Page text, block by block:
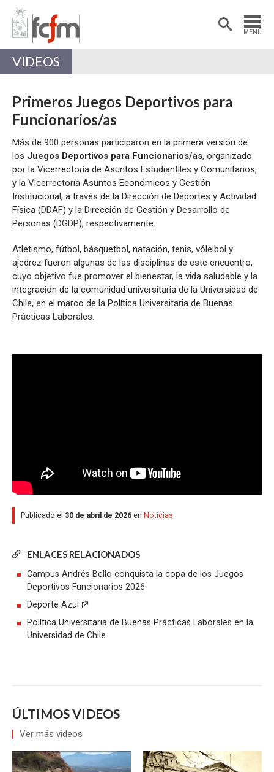
MENÚ
Estudiantes
Académicas/os
VIDEOS
Primeros Juegos Deportivos para
Funcionarios/as
ENLACES RELACIONADOS
Campus Andrés Bello conquista la copa de los Juegos
Deportivos Funcionarios 2026
Deporte Azul
Política Universitaria de Buenas Prácticas Laborales en la
Universidad de Chile
Más de 900 personas participaron en la primera versión de
los Juegos Deportivos para Funcionarios/as, organizado
por la Vicerrectoría de Asuntos Estudiantiles y Comunitarios,
y la Vicerrectoría Asuntos Económicos y Gestión
Institucional, a través de la Dirección de Deportes y Actividad
Física (DDAF) y la Dirección de Gestión y Desarrollo de
Personas (DGDP), respectivamente.
Atletismo, fútbol, básquetbol, natación, tenis, vóleibol y
ajedrez fueron algunas de las disciplinas de este encuentro,
cuyo objetivo fue promover el bienestar, la vida saludable y la
integración de la comunidad universitaria de la Universidad de
Chile, en el marco de la Política Universitaria de Buenas
Prácticas Laborales.
Publicado el 30 de abril de 2026 en Noticias
ÚLTIMOS VIDEOS
Ver más videos